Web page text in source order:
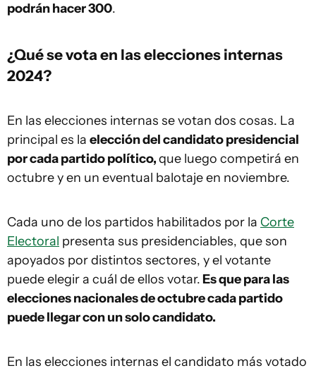
podrán hacer 300.
¿Qué se vota en las elecciones internas
2024?
En las elecciones internas se votan dos cosas. La
principal es la elección del candidato presidencial
por cada partido político,que luego competirá en
octubre y en un eventual balotaje en noviembre.
Cada uno de los partidos habilitados por la Corte
Electoral presenta sus presidenciables, que son
apoyados por distintos sectores, y el votante
puede elegir a cuál de ellos votar. Es que para las
elecciones nacionales de octubre cada partido
puede llegar con un solo candidato.
En las elecciones internas el candidato más votado